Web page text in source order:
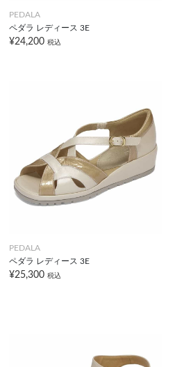
PEDALA
ペダラ レディース 3E
¥24,200 税込
PEDALA
ペダラ レディース 3E
¥25,300 税込